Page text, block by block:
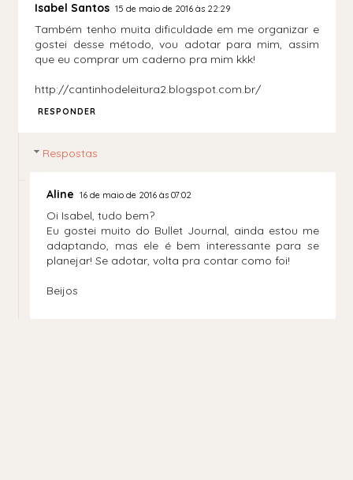
Isabel Santos 15 de maio de 2016 às 22:29
Também tenho muita dificuldade em me organizar e
gostei desse método, vou adotar para mim, assim
que eu comprar um caderno pra mim kkk!
http://cantinhodeleitura2.blogspot.com.br/
RESPONDER
Respostas
Aline 16 de maio de 2016 às 07:02
Oi Isabel, tudo bem?
Eu gostei muito do Bullet Journal, ainda estou me
adaptando, mas ele é bem interessante para se
planejar! Se adotar, volta pra contar como foi!
Beijos